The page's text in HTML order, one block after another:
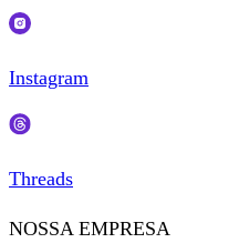
Instagram
Threads
NOSSA EMPRESA